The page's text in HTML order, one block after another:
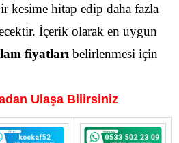
kesime hitap edip daha fazla
İçerik olarak en uygun
fiyatları belirlenmesi için
Ulaşa Bilirsiniz